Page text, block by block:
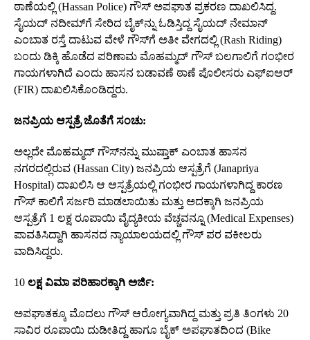
ಠಾಣೆಯಲ್ಲಿ (Hassan Police) ಗೌಸ್‌ ಅಪಘಾತ ಪ್ರಕರಣ ದಾಖಲಿಸಿದ್ದ.
ಸೈಯದ್‌ ನದೀಮ್‌ಗೆ ಸೇರಿದ ಬೈಕ್‌ನ್ನು ಓಡಿಸ್ತಿದ್ದ ಸೈಯದ್‌ ನೇಮಾನ್‌
ಎಂಬಾತ ರಸ್ತೆ ದಾಟುವ ವೇಳೆ ಗೌಸ್‌ಗೆ ಅತೀ ವೇಗದಲ್ಲಿ (Rash Riding)
ಬಂದು ಡಿಕ್ಕಿ ಹೊಡೆದ ಪರಿಣಾಮ ಮೊಹಮ್ಮದ್‌ ಗೌಸ್‌ ಬಲಗಾಲಿಗೆ ಗಂಭೀರ
ಗಾಯಗಳಾಗಿದೆ ಎಂದು ಹಾಸನ ಬಡಾವಣೆ ಠಾಣೆ ಪೊಲೀಸರು ಎಫ್‌ಐಆರ್‌
(FIR) ದಾಖಲಿಸಿಕೊಂಡಿದ್ದರು.
ಜನಪ್ರಿಯ ಆಸ್ಪತ್ರೆ ಜೊತೆಗೆ ಸಂಚು:
ಅಲ್ಲದೇ ಮೊಹಮ್ಮದ್‌ ಗೌಸ್‌ನನ್ನು ಮುಷ್ತಾಕ್‌ ಎಂಬಾತ ಹಾಸನ
ನಗರದಲ್ಲಿರುವ (Hassan City) ಜನಪ್ರಿಯ ಆಸ್ಪತ್ರೆಗೆ (Janapriya
Hospital) ದಾಖಲಿಸಿ ಆ ಆಸ್ಪತ್ರೆಯಲ್ಲಿ ಗಂಭೀರ ಗಾಯಗಳಾಗಿದ್ದ ಕಾರಣ
ಗೌಸ್‌ ಕಾಲಿಗೆ ಸರ್ಜರಿ ಮಾಡಲಾಯಿತು ಮತ್ತು ಅದಕ್ಕಾಗಿ ಜನಪ್ರಿಯ
ಆಸ್ಪತ್ರೆಗೆ 1 ಲಕ್ಷ ರೂಪಾಯಿ ವೈದ್ಯಕೀಯ ವೆಚ್ಚವನ್ನೂ (Medical Expenses)
ಪಾವತಿಸಿದ್ದಾಗಿ ಹಾಸನದ ನ್ಯಾಯಾಲಯದಲ್ಲಿ ಗೌಸ್‌ ಪರ ವಕೀಲರು
ವಾದಿಸಿದ್ದರು.
10 ಲಕ್ಷ ವಿಮಾ ಪರಿಹಾರಕ್ಕಾಗಿ ಅರ್ಜಿ:
ಅಪಘಾತಕ್ಕೂ ಮೊದಲು ಗೌಸ್‌ ಆರೋಗ್ಯವಾಗಿದ್ದ ಮತ್ತು ಪ್ರತಿ ತಿಂಗಳು 20
ಸಾವಿರ ರೂಪಾಯಿ ದುಡೀತಿದ್ದ ಹಾಗೂ ಬೈಕ್‌ ಅಪಘಾತದಿಂದ (Bike